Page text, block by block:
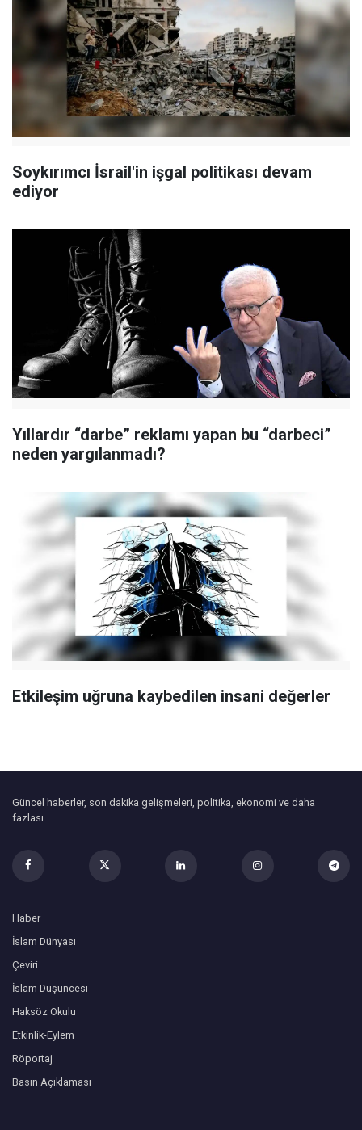
Soykırımcı İsrail'in işgal politikası devam
ediyor
Yıllardır “darbe” reklamı yapan bu “darbeci”
neden yargılanmadı?
Etkileşim uğruna kaybedilen insani değerler
Güncel haberler, son dakika gelişmeleri, politika, ekonomi ve daha
fazlası.
Haber
İslam Dünyası
Çeviri
İslam Düşüncesi
Haksöz Okulu
Etkinlik-Eylem
Röportaj
Basın Açıklaması